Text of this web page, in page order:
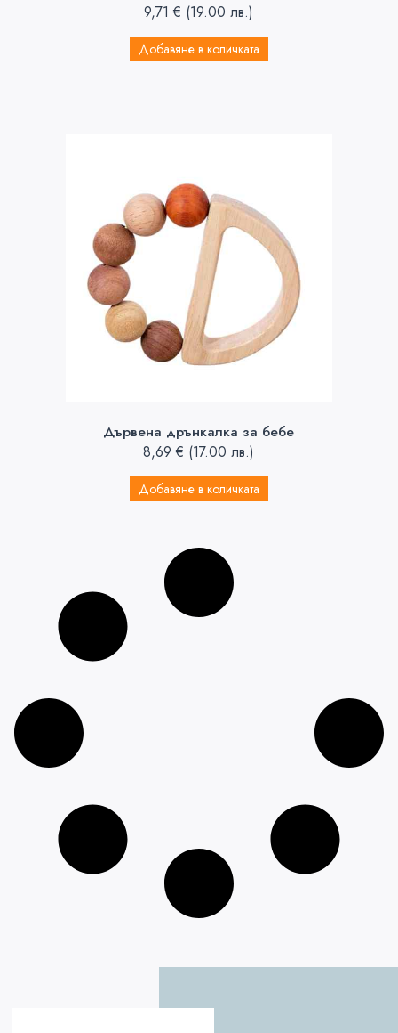
9,71€ (19.00 лв.)
Добавяне в количката
Дървена дрънкалка за бебе
8,69€ (17.00 лв.)
Добавяне в количката